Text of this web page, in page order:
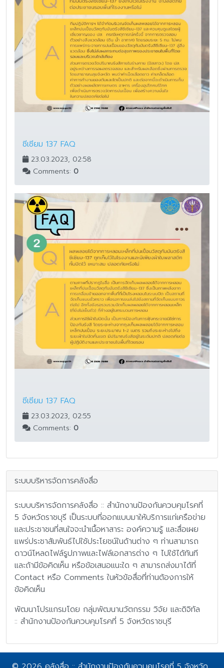
ซีเซียม 137 FAQ
23.03.2023, 02:58
Comments: 0
ซีเซียม 137 FAQ
23.03.2023, 02:55
Comments: 0
ระบบบริหารจัดการคลังสื่อ
ระบบบริหารจัดการคลังสื่อ :: สำนักงานป้องกันควบคุมโรคที่
5 จังหวัดราชบุรี เป็นระบบที่ออกแบบมาให้บริการแก่เครือข่าย
และประชาชนที่สนใจจะนำเนื้อหาสาระ องค์ความรู้ และสื่อเผย
แพร่ประชาสัมพันธ์ไปใช้ประโยชน์ในด้านต่าง ๆ ท่านสามารถ
ดาวน์โหลดไฟล์รูปภาพและไฟล์เอกสารต่าง ๆ ไปใช้ได้ทันที
และถ้ามีข้อคิดเห็น หรือข้อเสนอแนะใด ๆ สามารถส่งมาได้ที่
Contact หรือ Comments ในหัวข้อสื่อที่ท่านต้องการให้
ข้อคิดเห็น
พัฒนาโปรแกรมโดย กลุ่มพัฒนานวัตกรรม วิจัย และดิจิทัล
:: สำนักงานป้องกันควบคุมโรคที่ 5 จังหวัดราชบุรี